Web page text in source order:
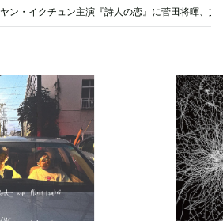
ヤン・イクチュン主演『詩人の恋』に菅田将暉、文